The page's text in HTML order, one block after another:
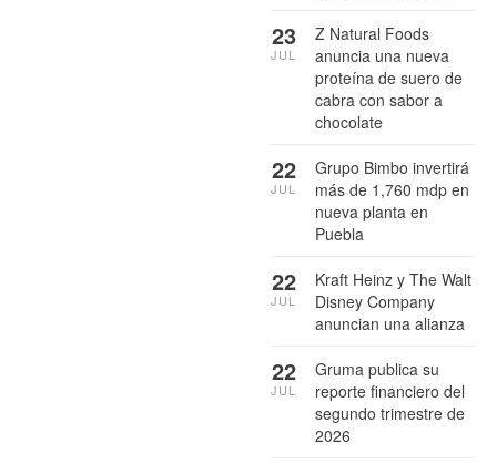
Z Natural Foods
anuncia una nueva
proteína de suero de
cabra con sabor a
chocolate
23
JUL
Grupo Bimbo invertirá
más de 1,760 mdp en
nueva planta en
Puebla
22
JUL
Kraft Heinz y The Walt
Disney Company
anuncian una alianza
22
JUL
Gruma publica su
reporte financiero del
segundo trimestre de
2026
22
JUL